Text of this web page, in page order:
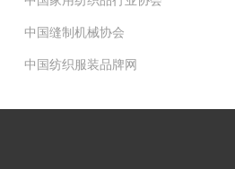
中国缝制机械协会
中国纺织服装品牌网